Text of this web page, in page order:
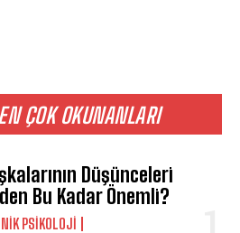
ÇOK OKUNANLARI
Düşünceleri
Bu Kadar Önemli?
PSIKOLOJI